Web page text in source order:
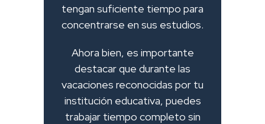
tengan suficiente tiempo para
concentrarse en sus estudios.
Ahora bien, es importante
destacar que durante las
vacaciones reconocidas por tu
institución educativa, puedes
trabajar tiempo completo sin